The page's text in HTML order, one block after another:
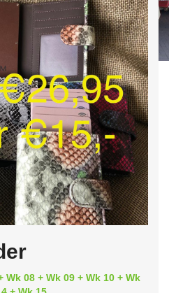
08 + Wk 09 + Wk 10 + Wk